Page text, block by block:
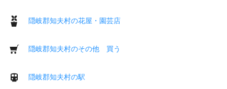
隠岐郡知夫村の花屋・園芸店
隠岐郡知夫村のその他 買う
隠岐郡知夫村の駅